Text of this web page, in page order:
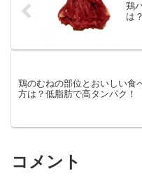
鶏
は
鶏のむねの部位とおいしい食
方は？低脂肪で高タンパク！
コメント